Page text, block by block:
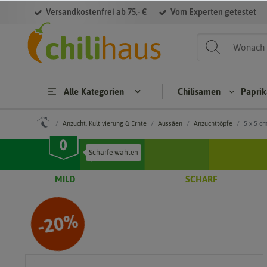
Versandkostenfrei ab 75,- € Vom Experten getestet
Alle Kategorien
Chilisamen
Chilisamen
Anzucht, Kultivierung & Ernte Aussäen Anzuchttöpfe 5 x 5
MILD SCHARF
-20%